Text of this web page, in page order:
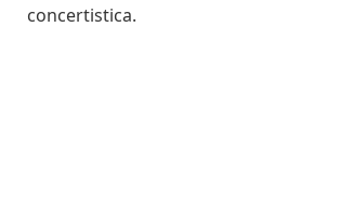
concertistica.